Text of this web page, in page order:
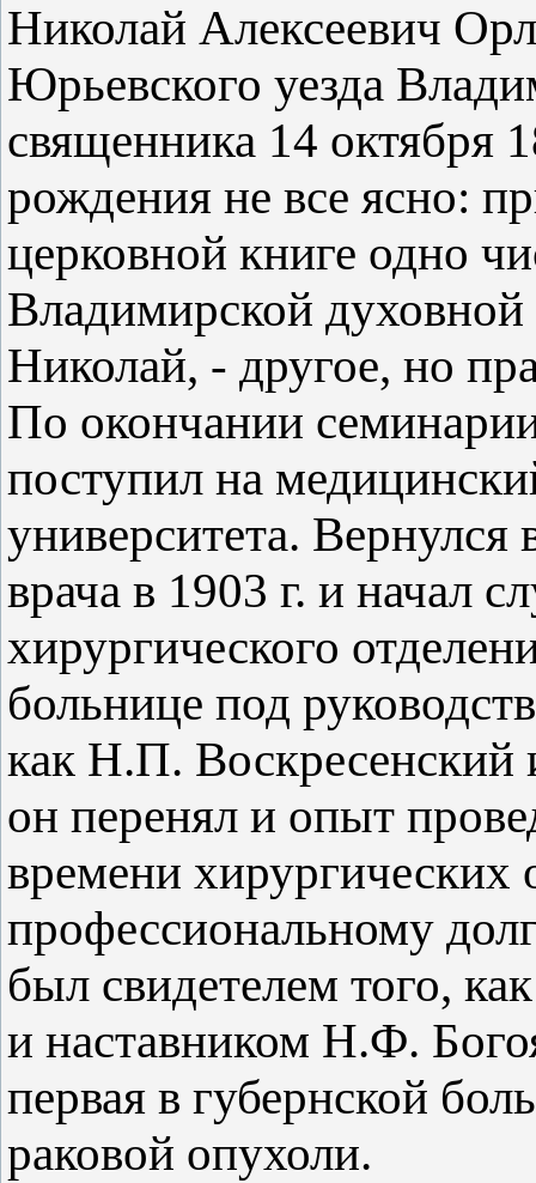
Николай Алексеевич
Юрьевского уезда
священника 14 октября
рождения не все ясно:
церковной книге одно
Владимирской
Николай, - другое, но
По окончании
поступил на
университета.
врача в 1903 г. и начал
хирургического
больнице под
как Н.П.
он перенял и опыт
времени
профессиональному
был свидетелем того,
и наставником Н.Ф.
первая в губернской
раковой опухоли.